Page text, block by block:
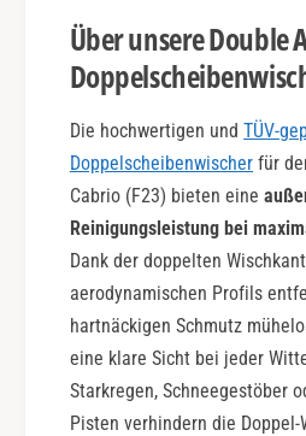
Über unsere Double
Die hochwertigen undTÜV-
Doppelscheibenwischer für
Cabrio (F23) bieten eine
Reinigungsleistung bei
Dank der doppelten
aerodynamischen Profils
hartnäckigen Schmutz
eine klare Sicht bei jeder
Starkregen, Schneegestöber
Pisten verhindern die